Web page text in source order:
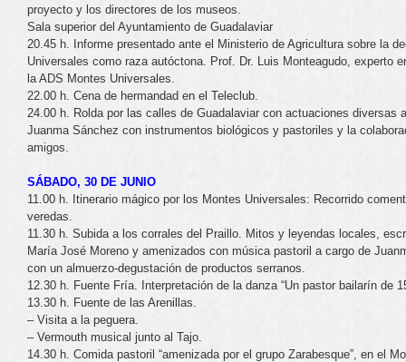
proyecto y los directores de los museos.
Sala superior del Ayuntamiento de Guadalaviar
20.45 h. Informe presentado ante el Ministerio de Agricultura sobre la
Universales como raza autóctona. Prof. Dr. Luis Monteagudo, experto
la ADS Montes Universales.
22.00 h. Cena de hermandad en el Teleclub.
24.00 h. Rolda por las calles de Guadalaviar con actuaciones diversas
Juanma Sánchez con instrumentos biológicos y pastoriles y la
amigos.
SÁBADO, 30 DE JUNIO
11.00 h. Itinerario mágico por los Montes Universales: Recorrido
veredas.
11.30 h. Subida a los corrales del Praillo. Mitos y leyendas locales,
María José Moreno y amenizados con música pastoril a cargo de
con un almuerzo-degustación de productos serranos.
12.30 h. Fuente Fría. Interpretación de la danza “Un pastor bailarín de
13.30 h. Fuente de las Arenillas.
– Visita a la peguera.
– Vermouth musical junto al Tajo.
14.30 h. Comida pastoril “amenizada por el grupo Zarabesque”, en el